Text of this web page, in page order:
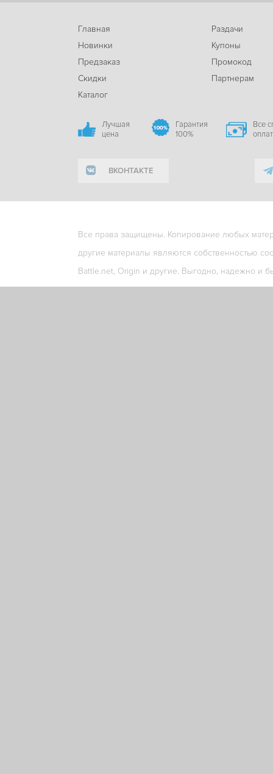
Главная
Новинки
Предзаказ
Скидки
Каталог
Раздачи
Купоны
Промокод
Партнерам
Лучшая
цена
Гарантия
100%
Все
ВКОНТАКТЕ
Все права защищены. Копирование любых
другие материалы являются собственностью
Battle.net, Origin и другие. Выгодно, надежно и